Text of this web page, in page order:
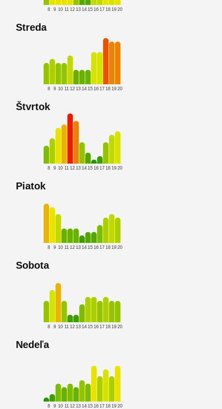
8 9 10 11 12 13 14 15 16 17 18 19 20
Streda
8 9 10 11 12 13 14 15 16 17 18 19 20
Štvrtok
8 9 10 11 12 13 14 15 16 17 18 19 20
Piatok
8 9 10 11 12 13 14 15 16 17 18 19 20
Sobota
8 9 10 11 12 13 14 15 16 17 18 19 20
Nedeľa
8 9 10 11 12 13 14 15 16 17 18 19 20